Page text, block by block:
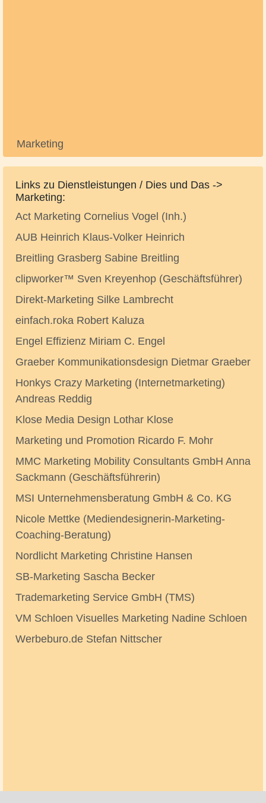
Marketing
Links zu Dienstleistungen / Dies und Das ->
Marketing:
Act Marketing Cornelius Vogel (Inh.)
AUB Heinrich Klaus-Volker Heinrich
Breitling Grasberg Sabine Breitling
clipworker™ Sven Kreyenhop (Geschäftsführer)
Direkt-Marketing Silke Lambrecht
einfach.roka Robert Kaluza
Engel Effizienz Miriam C. Engel
Graeber Kommunikationsdesign Dietmar Graeber
Honkys Crazy Marketing (Internetmarketing)
Andreas Reddig
Klose Media Design Lothar Klose
Marketing und Promotion Ricardo F. Mohr
MMC Marketing Mobility Consultants GmbH Anna
Sackmann (Geschäftsführerin)
MSI Unternehmensberatung GmbH & Co. KG
Nicole Mettke (Mediendesignerin-Marketing-
Coaching-Beratung)
Nordlicht Marketing Christine Hansen
SB-Marketing Sascha Becker
Trademarketing Service GmbH (TMS)
VM Schloen Visuelles Marketing Nadine Schloen
Werbeburo.de Stefan Nittscher